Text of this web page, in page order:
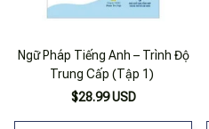
Ngữ Pháp Tiếng Anh – Trình Độ
Trung Cấp (Tập 1)
$28.99 USD